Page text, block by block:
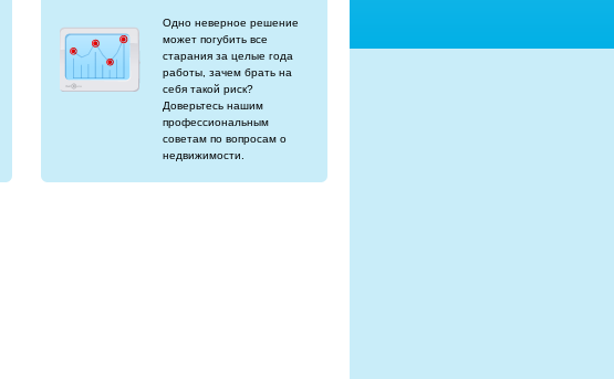
Одно неверное решение
может погубить все
старания за целые года
работы, зачем брать на
себя такой риск?
Доверьтесь нашим
профессиональным
советам по вопросам о
недвижимости.